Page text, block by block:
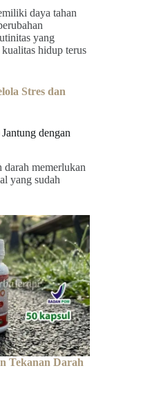
daya tahan
yang
hidup terus
Stres dan
dengan
darah memerlukan
yang sudah
Tekanan Darah